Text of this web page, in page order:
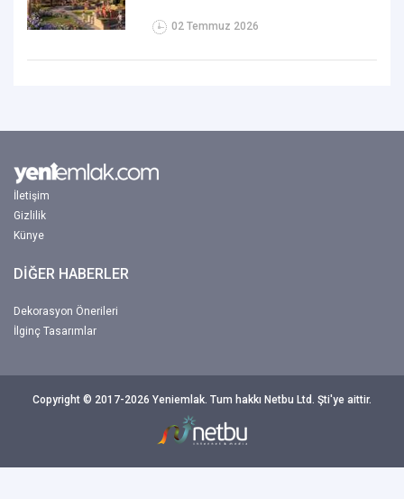
02 Temmuz 2026
İletişim
Gizlilik
Künye
DİĞER HABERLER
Dekorasyon Önerileri
İlginç Tasarımlar
Copyright © 2017-2026 Yeniemlak. Tum hakkı Netbu Ltd. Şti'ye aittir.